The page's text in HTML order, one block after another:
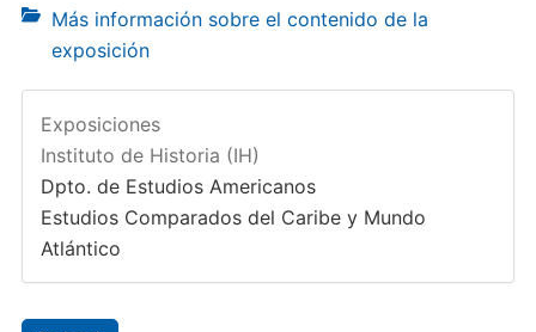
Más información sobre el contenido de la
exposición
Exposiciones
Instituto de Historia (IH)
Dpto. de Estudios Americanos
Estudios Comparados del Caribe y Mundo
Atlántico